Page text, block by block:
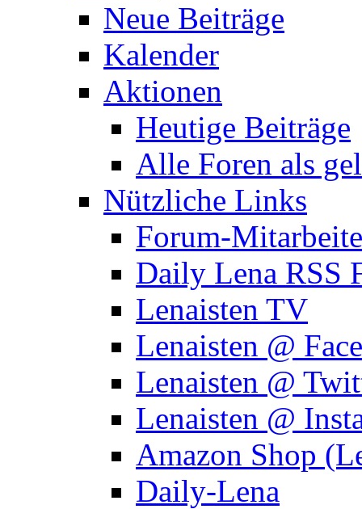
Neue Beiträge
Kalender
Aktionen
Heutige Beiträge
Alle Foren als
Nützliche Links
Forum-
Daily Lena RSS
Lenaisten TV
Lenaisten @
Lenaisten @
Lenaisten @
Amazon Shop
Daily-Lena